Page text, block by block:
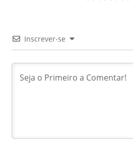
Inscrever-se